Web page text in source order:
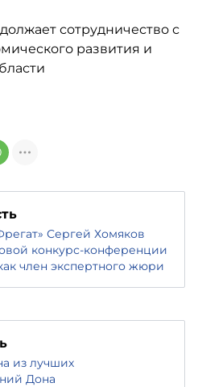
Сергей Хомяков
конкурс-конференции
член экспертного жюри
из лучших
Дона